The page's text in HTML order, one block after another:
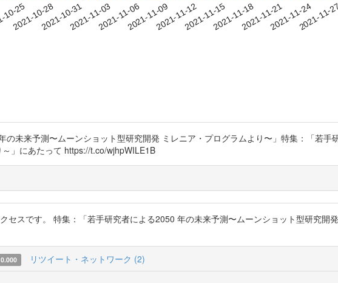
25
2021-10-282021-10-312021-11-032021-11-062021-11-092021-11-122021-11-152021-11-182021-11-212021-11-242021-11-27
未来予測〜ムーンショット型研究開発 ミレニア・プログラムより〜」特集：「若手
」にあたって https://t.co/wjhpWILE1B
スです。 特集：「若手研究者による2050 年の未来予測〜ムーンショット型研究開
0.000 リツイート・ネットワーク (2)